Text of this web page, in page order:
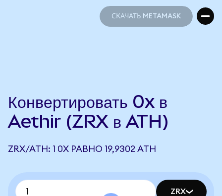
СКАЧАТЬ METAMASK
Конвертировать 0x в
Aethir (ZRX в ATH)
ZRX/ATH: 1 0X РАВНО 19,9302 ATH
ZRX